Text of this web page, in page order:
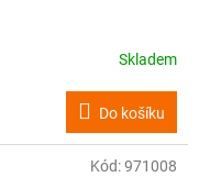
Skladem
Do košíku
Kód:971008